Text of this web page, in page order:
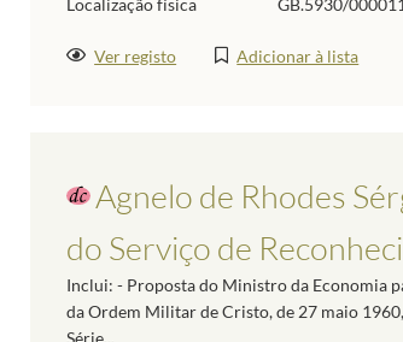
Ver registo Adicionar à lista
Agnelo de Rhodes
do Serviço de
Inclui: - Proposta do Ministro da Economia
da Ordem Militar de Cristo, de 27 maio